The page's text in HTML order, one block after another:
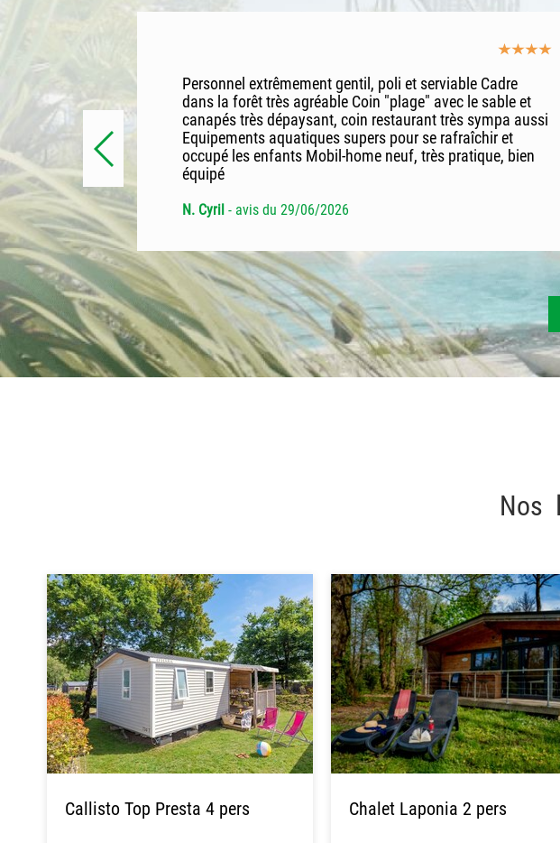
le
agréable,
Personnel extrêmement gentil, poli et serviable Cadre
dans la forêt très agréable Coin "plage" avec le sable et
canapés très dépaysant, coin restaurant très sympa aussi
Equipements aquatiques supers pour se rafraîchir et
occupé les enfants Mobil-home neuf, très pratique, bien
équipé
N. Cyril - avis du 29/06/2026
Nos
Callisto Top Presta 4 pers Chalet Laponia 2 pers